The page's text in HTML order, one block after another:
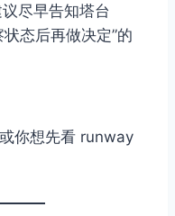
尽早告知塔台
态后再做决定”的
你想先看 runway